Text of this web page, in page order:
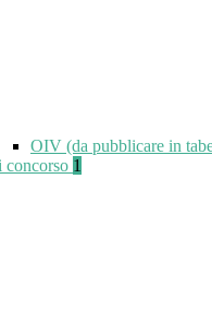
OIV (da pubblicare in
concorso 1